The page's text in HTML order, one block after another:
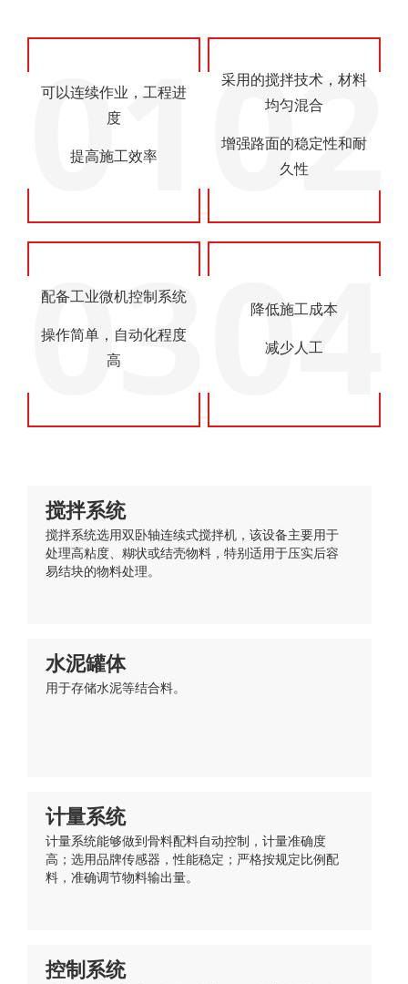
01
可以连续作业，工程进
度
提高施工效率
02
采用的搅拌技术，材料
均匀混合
增强路面的稳定性和耐
久性‌
03
配备工业微机控制系统
操作简单，自动化程度
高
04
降低施工成本
减少人工
搅拌系统
搅拌系统选用双卧轴连续式搅拌机‌，该设备主要用于
处理高粘度、糊状或结壳物料，特别适用于压实后容
易结块的物料处理。
水泥罐体
用于存储水泥等结合料。
计量系统
计量系统能够做到骨料配料自动控制，计量准确度
高；选用品牌传感器，性能稳定；严格按规定比例配
料，准确调节物料输出量。
控制系统